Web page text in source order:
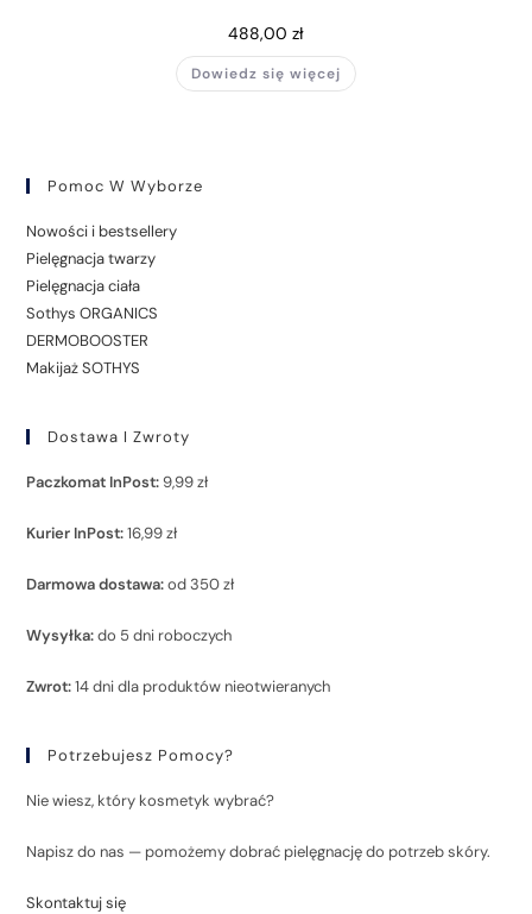
488,00 zł
Dowiedz się więcej
Pomoc W Wyborze
Nowości i bestsellery
Pielęgnacja twarzy
Pielęgnacja ciała
Sothys ORGANICS
DERMOBOOSTER
Makijaż SOTHYS
Dostawa I Zwroty
Paczkomat InPost:9,99 zł
Kurier InPost:16,99 zł
Darmowa dostawa:od 350 zł
Wysyłka:do 5 dni roboczych
Zwrot:14 dni dla produktów nieotwieranych
Potrzebujesz Pomocy?
Nie wiesz, który kosmetyk wybrać?
Napisz do nas — pomożemy dobrać pielęgnację do potrzeb skóry.
Skontaktuj się